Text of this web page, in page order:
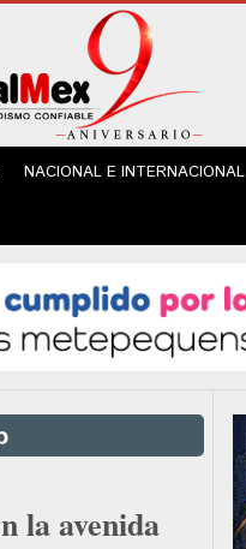
NACIONAL E INTERNACIONAL
la avenida